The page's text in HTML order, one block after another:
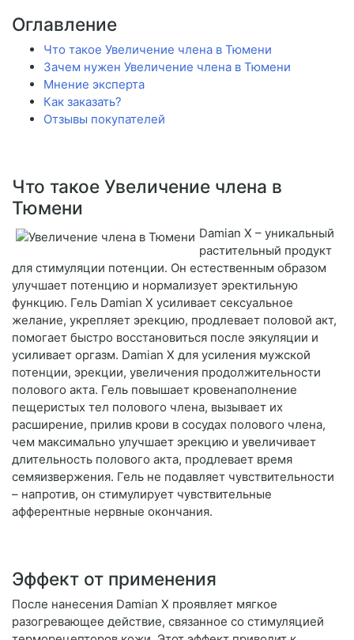
Оглавление
Что такое Увеличение члена в Тюмени
Зачем нужен Увеличение члена в Тюмени
Мнение эксперта
Как заказать?
Отзывы покупателей
Что такое Увеличение члена в
Тюмени
Damian X – уникальный
растительный продукт
для стимуляции потенции. Он естественным образом
улучшает потенцию и нормализует эректильную
функцию. Гель Damian X усиливает сексуальное
желание, укрепляет эрекцию, продлевает половой акт,
помогает быстро восстановиться после эякуляции и
усиливает оргазм. Damian X для усиления мужской
потенции, эрекции, увеличения продолжительности
полового акта. Гель повышает кровенаполнение
пещеристых тел полового члена, вызывает их
расширение, прилив крови в сосудах полового члена,
чем максимально улучшает эрекцию и увеличивает
длительность полового акта, продлевает время
семяизвержения. Гель не подавляет чувствительности
– напротив, он стимулирует чувствительные
афферентные нервные окончания.
Эффект от применения
После нанесения Damian X проявляет мягкое
разогревающее действие, связанное со стимуляцией